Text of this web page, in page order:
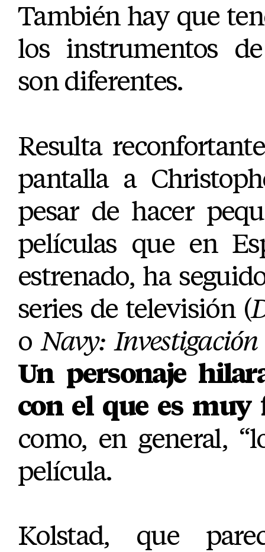
También hay que
los instrumentos
son diferentes.
Resulta
pantalla a
pesar de hacer
películas que en
estrenado, ha
series de televisión (
oNavy:
Un personaje
con el que es
como, en general,
película.
Kolstad, que